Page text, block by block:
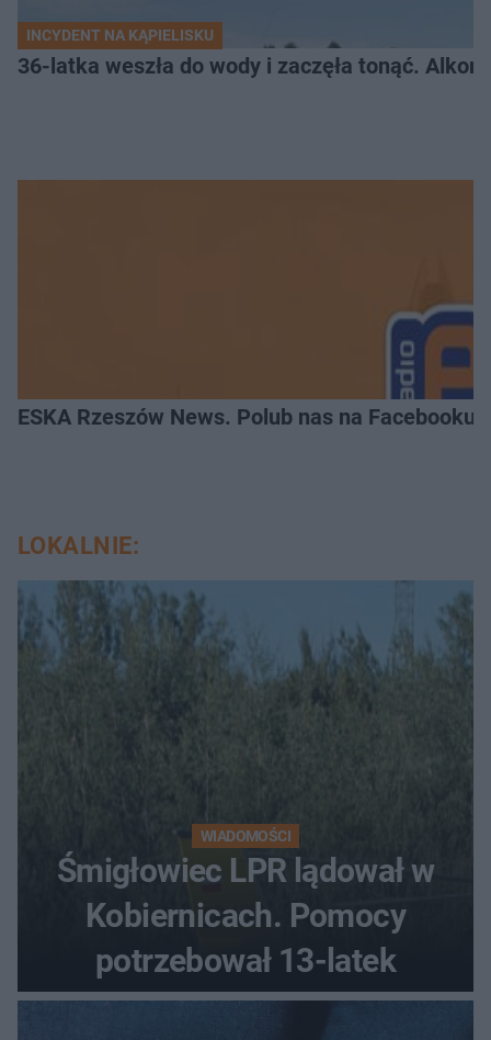
INCYDENT NA KĄPIELISKU
36-latka weszła do wody i zaczęła tonąć.
ESKA Rzeszów News. Polub nas na Facebooku!
LOKALNIE:
WIADOMOŚCI
Śmigłowiec LPR lądował w
Kobiernicach. Pomocy
potrzebował 13-latek